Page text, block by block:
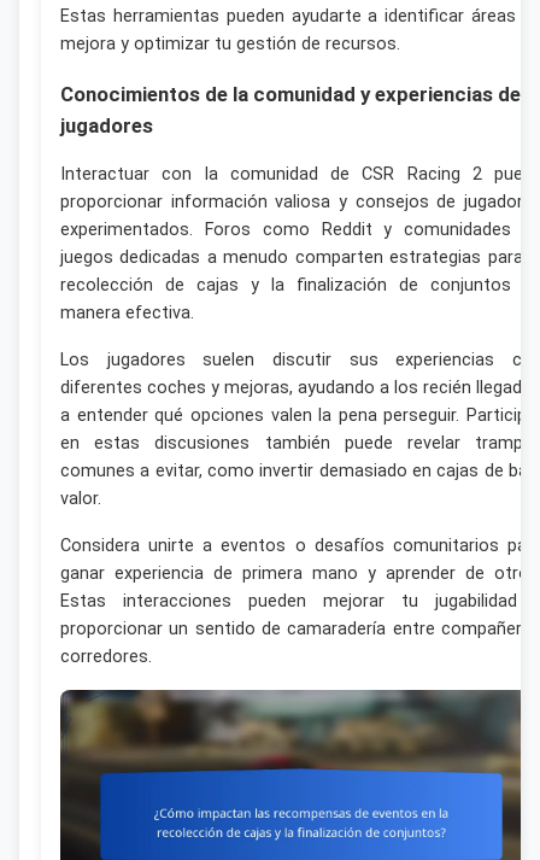
Estas herramientas pueden ayudarte a identificar áreas
mejora y optimizar tu gestión de recursos.
Conocimientos de la comunidad y experiencias de
jugadores
Interactuar con la comunidad de CSR Racing 2
proporcionar información valiosa y consejos de
experimentados. Foros como Reddit y comunidades
juegos dedicadas a menudo comparten estrategias para
recolección de cajas y la finalización de conjuntos
manera efectiva.
Los jugadores suelen discutir sus experiencias
diferentes coches y mejoras, ayudando a los recién
a entender qué opciones valen la pena perseguir.
en estas discusiones también puede revelar
comunes a evitar, como invertir demasiado en cajas de
valor.
Considera unirte a eventos o desafíos comunitarios
ganar experiencia de primera mano y aprender de
Estas interacciones pueden mejorar tu jugabilidad
proporcionar un sentido de camaradería entre
corredores.